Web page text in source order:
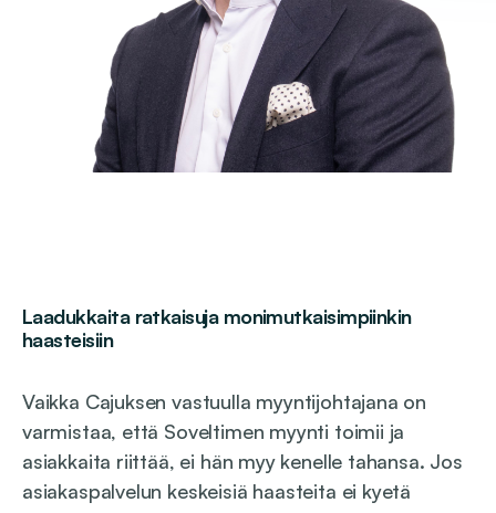
Laadukkaita ratkaisuja monimutkaisimpiinkin
haasteisiin
Vaikka Cajuksen vastuulla myyntijohtajana on
varmistaa, että Soveltimen myynti toimii ja
asiakkaita riittää, ei hän myy kenelle tahansa. Jos
asiakaspalvelun keskeisiä haasteita ei kyetä